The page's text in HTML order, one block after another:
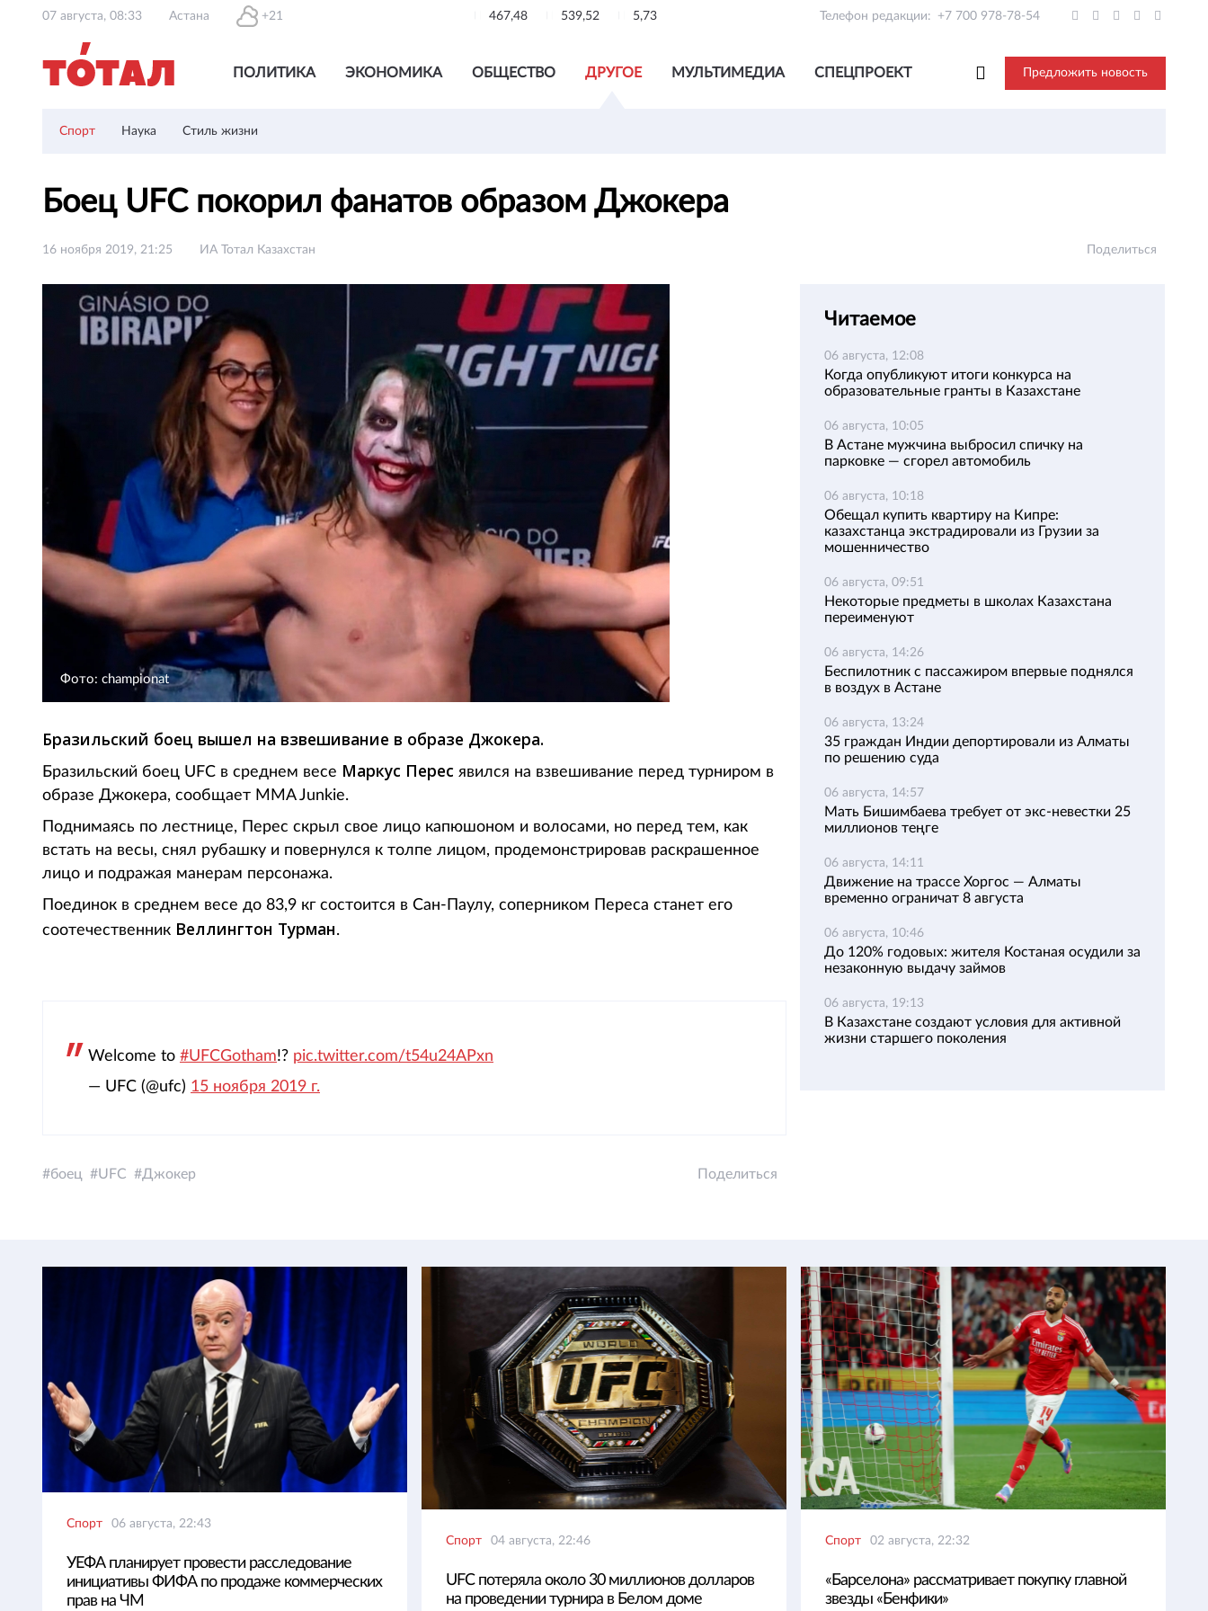
07 августа, 08:33 Астана +21 467,48 539,52 5,73 Телефон редакции: +7 700 978-78-54
ПОЛИТИКА ЭКОНОМИКА ОБЩЕСТВО ДРУГОЕ МУЛЬТИМЕДИА СПЕЦПРОЕКТ Предложить новость
Спорт Наука Стиль жизни
Боец UFC покорил фанатов образом Джокера
16 ноября 2019, 21:25 ИА Тотал Казахстан Поделиться
Фото: championat
Бразильский боец вышел на взвешивание в образе Джокера.
Бразильский боец UFC в среднем весе Маркус Перес явился на взвешивание перед турниром в
образе Джокера, сообщает MMA Junkie.
Поднимаясь по лестнице, Перес скрыл свое лицо капюшоном и волосами, но перед тем, как
встать на весы, снял рубашку и повернулся к толпе лицом, продемонстрировав раскрашенное
лицо и подражая манерам персонажа.
Поединок в среднем весе до 83,9 кг состоится в Сан-Паулу, соперником Переса станет его
соотечественник Веллингтон Турман.
Welcome to #UFCGotham!? pic.twitter.com/t54u24APxn
— UFC (@ufc) 15 ноября 2019 г.
боец UFC Джокер Поделиться
Читаемое
06 августа, 12:08
Когда опубликуют итоги конкурса на
образовательные гранты в Казахстане
06 августа, 10:05
В Астане мужчина выбросил спичку на
парковке — сгорел автомобиль
06 августа, 10:18
Обещал купить квартиру на Кипре:
казахстанца экстрадировали из Грузии за
мошенничество
06 августа, 09:51
Некоторые предметы в школах Казахстана
переименуют
06 августа, 14:26
Беспилотник с пассажиром впервые поднялся
в воздух в Астане
06 августа, 13:24
35 граждан Индии депортировали из Алматы
по решению суда
06 августа, 14:57
Мать Бишимбаева требует от экс-невестки 25
миллионов теңге
06 августа, 14:11
Движение на трассе Хоргос — Алматы
временно ограничат 8 августа
06 августа, 10:46
До 120% годовых: жителя Костаная осудили за
незаконную выдачу займов
06 августа, 19:13
В Казахстане создают условия для активной
жизни старшего поколения
Спорт 06 августа, 22:43
УЕФА планирует провести расследование
инициативы ФИФА по продаже коммерческих
прав на ЧМ
Спорт 04 августа, 22:46
UFC потеряла около 30 миллионов долларов
на проведении турнира в Белом доме
Спорт 02 августа, 22:32
«Барселона» рассматривает покупку главной
звезды «Бенфики»